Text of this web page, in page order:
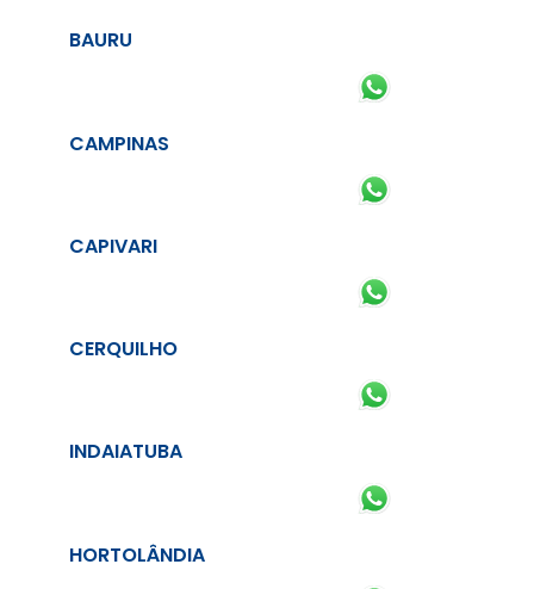
BAURU
CAMPINAS
CAPIVARI
CERQUILHO
INDAIATUBA
HORTOLÂNDIA